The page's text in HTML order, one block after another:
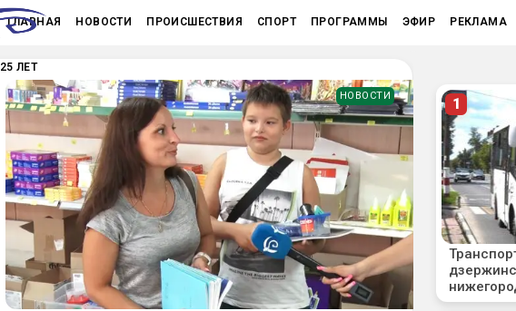
ГЛАВНАЯ НОВОСТИ ПРОИСШЕСТВИЯ СПОРТ ПРОГРАММЫ ЭФИР РЕКЛАМА
25 ЛЕТ
НОВОСТИ